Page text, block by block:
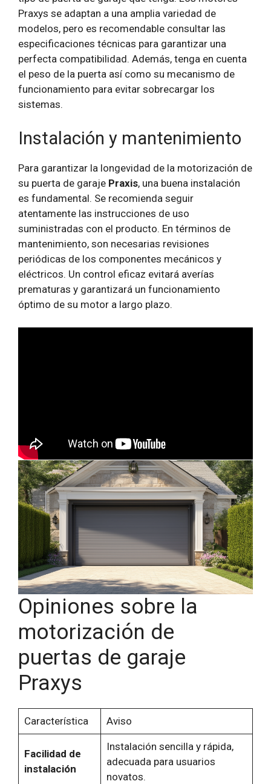
Praxys se adaptan a una amplia variedad de
modelos, pero es recomendable consultar las
especificaciones técnicas para garantizar una
perfecta compatibilidad. Además, tenga en cuenta
el peso de la puerta así como su mecanismo de
funcionamiento para evitar sobrecargar los
sistemas.
Instalación y mantenimiento
Para garantizar la longevidad de la motorización de
su puerta de garaje Praxis, una buena instalación
es fundamental. Se recomienda seguir
atentamente las instrucciones de uso
suministradas con el producto. En términos de
mantenimiento, son necesarias revisiones
periódicas de los componentes mecánicos y
eléctricos. Un control eficaz evitará averías
prematuras y garantizará un funcionamiento
óptimo de su motor a largo plazo.
Opiniones sobre la
motorización de
puertas de garaje
Praxys
Característica Aviso
Facilidad de
instalación
Instalación sencilla y rápida,
adecuada para usuarios
novatos.